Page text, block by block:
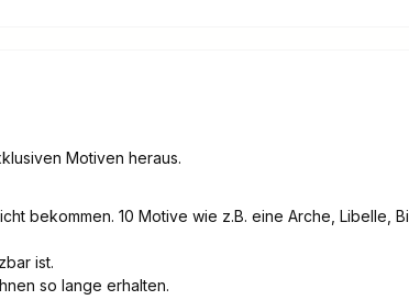
Motiven heraus.
bekommen. 10 Motive wie z.B. eine Arche, Libelle,
ist.
so lange erhalten.